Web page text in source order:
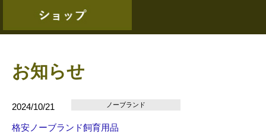
お知らせ
2024/10/21 ノーブランド
格安ノーブランド飼育用品